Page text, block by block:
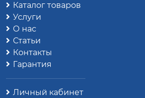
Каталог товаров
Услуги
О нас
Статьи
Контакты
Гарантия
Личный кабинет